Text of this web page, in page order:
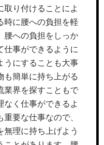
取り付けることによ
時に腰への負担を軽
腰への負担をしっか
仕事ができるように
うにすることも大事
も簡単に持ち上がる
業界を探すこともで
なく仕事ができるよ
要な仕事なので、
無理に持ち上げよう